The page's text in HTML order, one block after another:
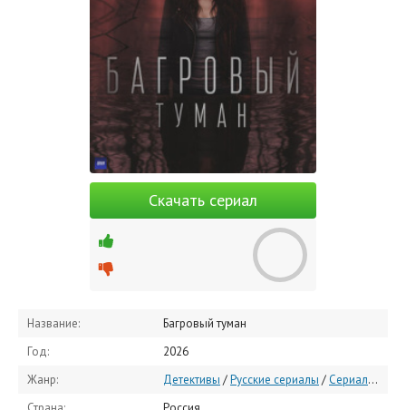
Скачать сериал
Название:
Багровый туман
Год:
2026
Жанр:
Детективы /Русские сериалы / Сериалы 2026